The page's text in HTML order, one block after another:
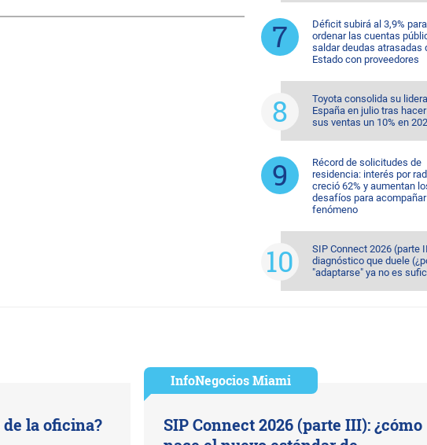
Déficit subirá al 3,9% para
ordenar las cuentas
saldar deudas atrasadas
Estado con proveedores
Toyota consolida su
España en julio tras
sus ventas un 10% en
Récord de solicitudes de
residencia: interés por
creció 62% y aumentan
desafíos para
fenómeno
SIP Connect 2026 (parte
diagnóstico que duele
"adaptarse" ya no es
de la oficina?
InfoNegocios Miami
SIP Connect 2026 (parte III): ¿cómo